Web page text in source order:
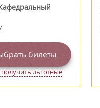
билеты
получить льготные